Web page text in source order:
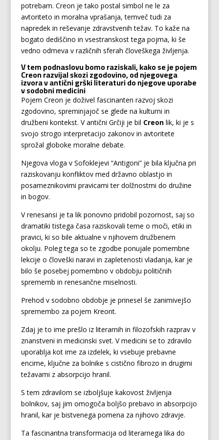
potrebam. Creon je tako postal simbol ne le za
avtoriteto in moralna vprašanja, temveč tudi za
napredek in reševanje zdravstvenih težav. To kaže na
bogato dediščino in vsestranskost tega pojma, ki še
vedno odmeva v različnih sferah človeškega življenja.
V tem podnaslovu bomo raziskali, kako se je pojem
Creon razvijal skozi zgodovino, od njegovega
izvora v antični grški literaturi do njegove uporabe
v sodobni medicini
Pojem Creon je doživel fascinanten razvoj skozi
zgodovino, spreminjajoč se glede na kulturni in
družbeni kontekst. V antični Grčiji je bil Creonlik, ki je s
svojo strogo interpretacijo zakonov in avtoritete
sprožal globoke moralne debate.
Njegova vloga v Sofoklejevi “Antigoni” je bila ključna pri
raziskovanju konfliktov med državno oblastjo in
posameznikovimi pravicami ter dolžnostmi do družine
in bogov.
V renesansi je ta lik ponovno pridobil pozornost, saj so
dramatiki tistega časa raziskovali teme o moči, etiki in
pravici, ki so bile aktualne v njihovem družbenem
okolju. Poleg tega so te zgodbe ponujale pomembne
lekcije o človeški naravi in zapletenosti vladanja, kar je
bilo še posebej pomembno v obdobju političnih
sprememb in renesančne miselnosti.
Prehod v sodobno obdobje je prinesel še zanimivejšo
spremembo za pojem Kreont.
Zdaj je to ime prešlo iz literarnih in filozofskih razprav v
znanstveni in medicinski svet. V medicini se to zdravilo
uporablja kot ime za izdelek, ki vsebuje prebavne
encime, ključne za bolnike s cistično fibrozo in drugimi
težavami z absorpcijo hranil.
S tem zdravilom se izboljšuje kakovost življenja
bolnikov, saj jim omogoča boljšo prebavo in absorpcijo
hranil, kar je bistvenega pomena za njihovo zdravje.
Ta fascinantna transformacija od literarnega lika do